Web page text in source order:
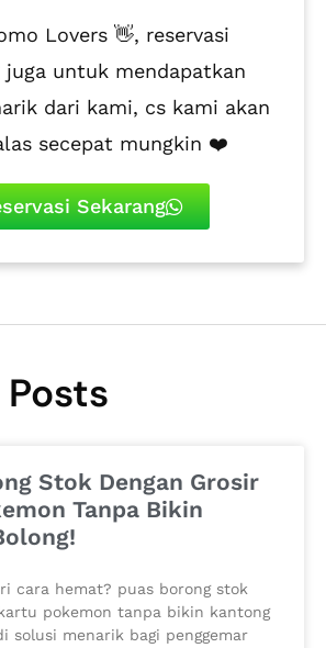
Lovers 👋, reservasi
juga untuk mendapatkan
dari kami, cs kami akan
secepat mungkin ❤️
Sekarang
Stok Dengan Grosir
Tanpa Bikin
cara hemat? puas borong stok
pokemon tanpa bikin kantong
solusi menarik bagi penggemar